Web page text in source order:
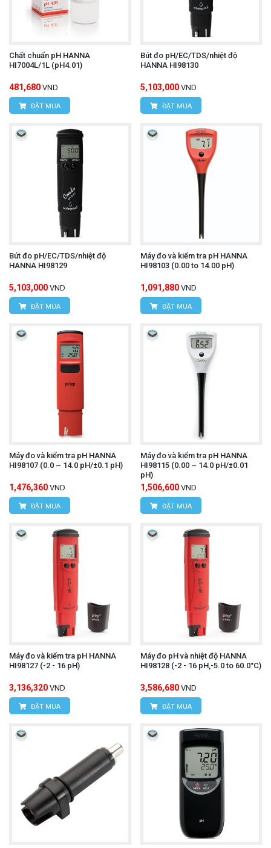
Chất chuẩn pH HANNA
HI7004L/1L (pH4.01)
481,680 VND
ĐẶT MUA
Bút đo pH/EC/TDS/nhiệt độ
HANNA HI98130
5,103,000 VND
ĐẶT MUA
Bút đo pH/EC/TDS/nhiệt độ
HANNA HI98129
5,103,000 VND
ĐẶT MUA
Máy đo và kiểm tra pH HANNA
HI98103 (0.00 to 14.00 pH)
1,091,880 VND
ĐẶT MUA
Máy đo và kiểm tra pH HANNA
HI98107 (0.0 ~ 14.0 pH/±0.1 pH)
1,476,360 VND
ĐẶT MUA
Máy đo và kiểm tra pH HANNA
HI98115 (0.00 ~ 14.0 pH/±0.01
pH)
1,506,600 VND
ĐẶT MUA
Máy đo và kiểm tra pH HANNA
HI98127 (-2 - 16 pH)
3,136,320 VND
ĐẶT MUA
Máy đo pH và nhiệt độ HANNA
HI98128 (-2 - 16 pH,-5.0 to 60.0°C)
3,586,680 VND
ĐẶT MUA